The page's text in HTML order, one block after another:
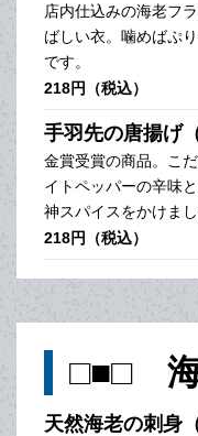
店内仕込みの海老フ
ばしい衣。噛めばぷ
です。
218円（税込）
手羽先の唐揚げ
金賞受賞の商品。こ
イトペッパーの辛味
神スパイスをかけまし
218円（税込）
□■□
天然海老の刺身